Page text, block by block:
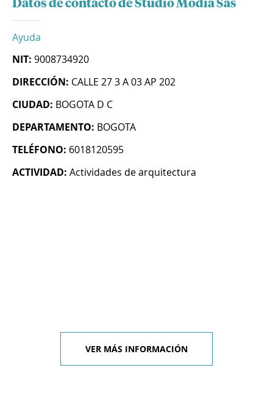
Datos de contacto de Studio Modia Sas
Ayuda
NIT: 9008734920
DIRECCIÓN: CALLE 27 3 A 03 AP 202
CIUDAD: BOGOTA D C
DEPARTAMENTO: BOGOTA
TELÉFONO: 6018120595
ACTIVIDAD: Actividades de arquitectura
VER MÁS INFORMACIÓN